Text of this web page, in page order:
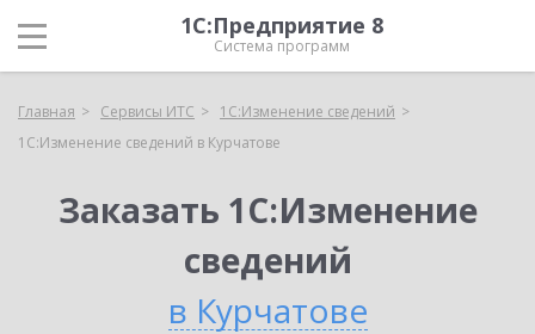
1С:Предприятие 8
Система программ
Главная Сервисы ИТС
1С:Изменение сведений
1С:Изменение сведений в Курчатове
Заказать 1С:Изменение
сведений
в Курчатове